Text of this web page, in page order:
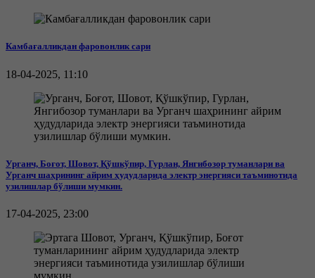
Камбағалликдан фаровонлик сари
18-04-2025, 11:10
Урганч, Боғот, Шовот, Қўшкўпир, Гурлан, Янгибозор туманлари ва
Урганч шаҳрининг айрим ҳудудларида электр энергияси таъминотида
узилишлар бўлиши мумкин.
17-04-2025, 23:00